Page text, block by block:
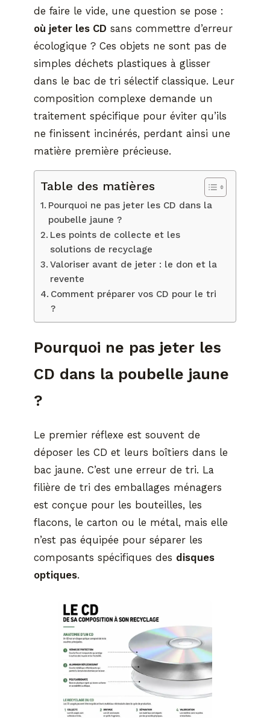
de faire le vide, une question se pose :
où jeter les CD sans commettre d’erreur
écologique ? Ces objets ne sont pas de
simples déchets plastiques à glisser
dans le bac de tri sélectif classique. Leur
composition complexe demande un
traitement spécifique pour éviter qu’ils
ne finissent incinérés, perdant ainsi une
matière première précieuse.
Table des matières
Pourquoi ne pas jeter les CD dans la
poubelle jaune ?
Les points de collecte et les
solutions de recyclage
Valoriser avant de jeter : le don et la
revente
Comment préparer vos CD pour le tri
?
Pourquoi ne pas jeter les
CD dans la poubelle jaune
?
Le premier réflexe est souvent de
déposer les CD et leurs boîtiers dans le
bac jaune. C’est une erreur de tri. La
filière de tri des emballages ménagers
est conçue pour les bouteilles, les
flacons, le carton ou le métal, mais elle
n’est pas équipée pour séparer les
composants spécifiques des disques
optiques.